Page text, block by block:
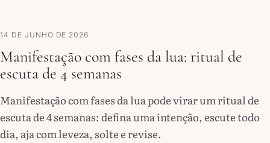
14 DE JUNHO DE 2026
Manifestação com fases da lua: ritual de
escuta de 4 semanas
Manifestação com fases da lua pode virar um ritual de
escuta de 4 semanas: defina uma intenção, escute todo
dia, aja com leveza, solte e revise.